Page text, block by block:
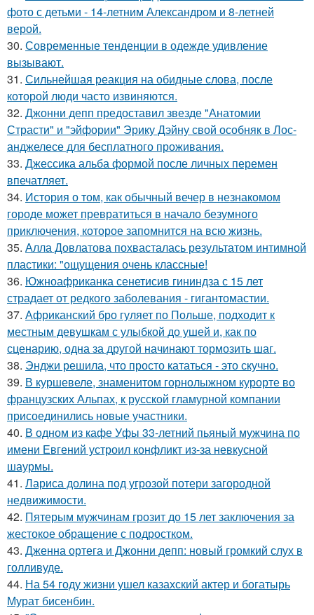
фото с детьми - 14-летним Александром и 8-летней
верой.
30. Современные тенденции в одежде удивление
вызывают.
31. Сильнейшая реакция на обидные слова, после
которой люди часто извиняются.
32. Джонни депп предоставил звезде "Анатомии
Страсти" и "эйфории" Эрику Дэйну свой особняк в Лос-
анджелесе для бесплатного проживания.
33. Джессика альба формой после личных перемен
впечатляет.
34. История о том, как обычный вечер в незнакомом
городе может превратиться в начало безумного
приключения, которое запомнится на всю жизнь.
35. Алла Довлатова похвасталась результатом интимной
пластики: "ощущения очень классные!
36. Южноафриканка сенетисив гининдза с 15 лет
страдает от редкого заболевания - гигантомастии.
37. Африканский бро гуляет по Польше, подходит к
местным девушкам с улыбкой до ушей и, как по
сценарию, одна за другой начинают тормозить шаг.
38. Энджи решила, что просто кататься - это скучно.
39. В куршевеле, знаменитом горнолыжном курорте во
французских Альпах, к русской гламурной компании
присоединились новые участники.
40. В одном из кафе Уфы 33-летний пьяный мужчина по
имени Евгений устроил конфликт из-за невкусной
шаурмы.
41. Лариса долина под угрозой потери загородной
недвижимости.
42. Пятерым мужчинам грозит до 15 лет заключения за
жестокое обращение с подростком.
43. Дженна ортега и Джонни депп: новый громкий слух в
голливуде.
44. На 54 году жизни ушел казахский актер и богатырь
Мурат бисенбин.